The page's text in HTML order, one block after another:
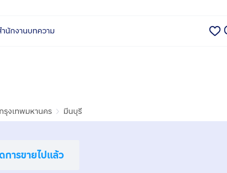
นักงานบทความ
กรุงเทพมหานคร มีนบุรี
การขายไปแล้ว